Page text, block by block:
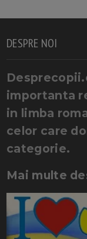
DESPRE NOI
importanta
in limba
celor care
categorie.
Mai multe